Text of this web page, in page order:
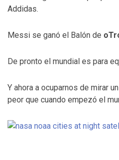
Addidas.
Messi se ganó el Balón de
De pronto el mundial es para
Y ahora a ocuparnos de mirar
peor que cuando empezó el